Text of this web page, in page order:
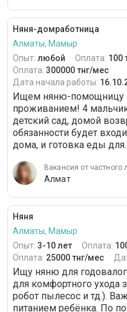
Няня-домработница
Алматы, Мамыр
Опыт: любой Оплата: 100
Оплата: 300000 тнг/мес
Дата начала работы:
Ищем няню-помощницу
проживанием! 4
детский сад, домой
обязанности будет
дома, и готовка еды
Вакансия от частного
Алмат
Няня
Алматы, Мамыр
Опыт: 3-10 лет Оплата:
Оплата: 25000 тнг/мес
Ищу няню для
для комфортного ухода
робот пылесос и тд.).
питанием ребёнка. По